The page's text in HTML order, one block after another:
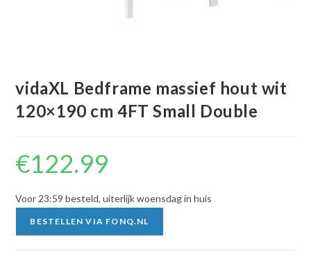
vidaXL Bedframe massief hout wit
120×190 cm 4FT Small Double
€122.99
Voor 23:59 besteld, uiterlijk woensdag in huis
BESTELLEN VIA FONQ.NL